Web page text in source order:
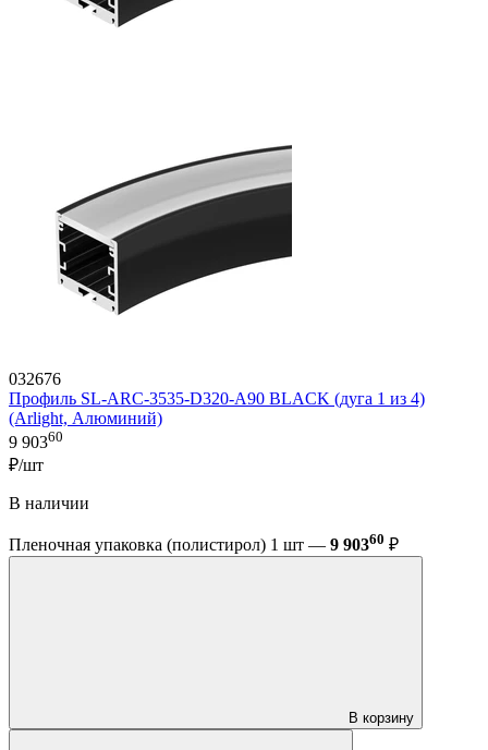
032676
Профиль SL-ARC-3535-D320-A90 BLACK (дуга 1 из 4)
(Arlight, Алюминий)
9 90360
₽/шт
В наличии
Пленочная упаковка (полистирол) 1 шт — 9 90360 ₽
В корзину